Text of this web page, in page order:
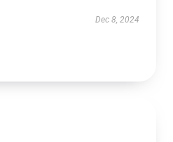
Dec 8, 2024